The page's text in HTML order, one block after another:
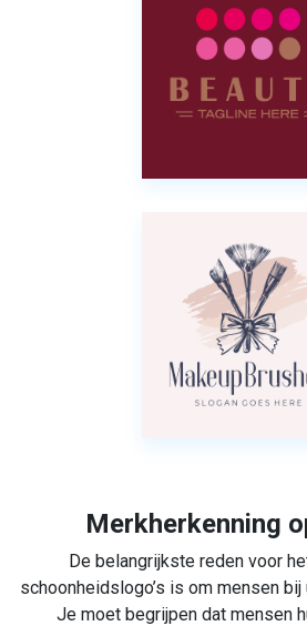
Merkherkenning
De belangrijkste reden voor
schoonheidslogo’s is om mensen
Je moet begrijpen dat mensen